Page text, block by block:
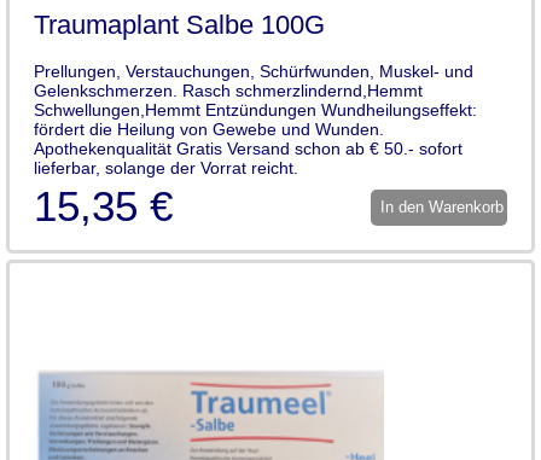
Traumaplant Salbe 100G
Prellungen, Verstauchungen, Schürfwunden, Muskel- und
Gelenkschmerzen. Rasch schmerzlindernd,Hemmt
Schwellungen,Hemmt Entzündungen Wundheilungseffekt:
fördert die Heilung von Gewebe und Wunden.
Apothekenqualität Gratis Versand schon ab € 50.- sofort
lieferbar, solange der Vorrat reicht.
15,35 € In den Warenkorb